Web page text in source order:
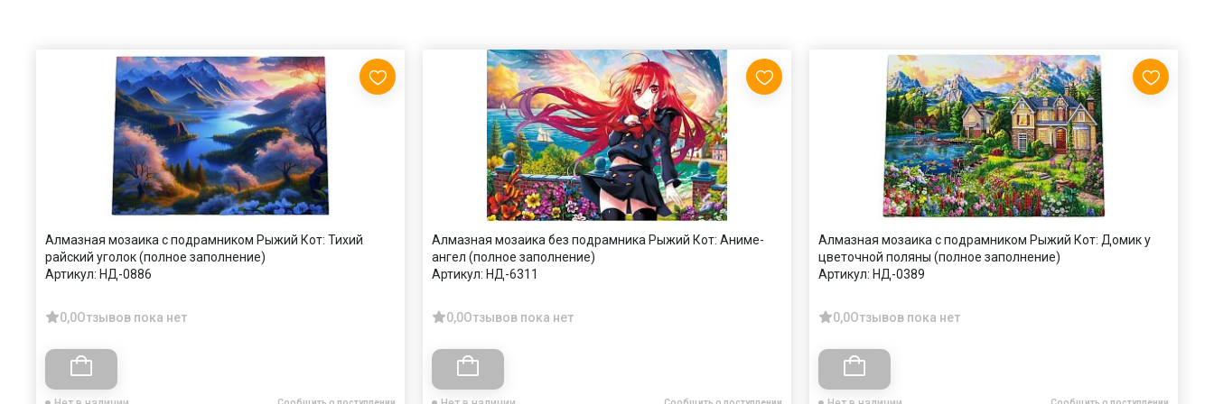
Алмазная мозаика с подрамником Рыжий Кот: Тихий
райский уголок (полное заполнение)
Артикул: НД-0886
0,0Отзывов пока нет
Алмазная мозаика без подрамника Рыжий Кот: Аниме-
ангел (полное заполнение)
Артикул: НД-6311
0,0Отзывов пока нет
Алмазная мозаика с подрамником Рыжий Кот: Домик у
цветочной поляны (полное заполнение)
Артикул: НД-0389
0,0Отзывов пока нет